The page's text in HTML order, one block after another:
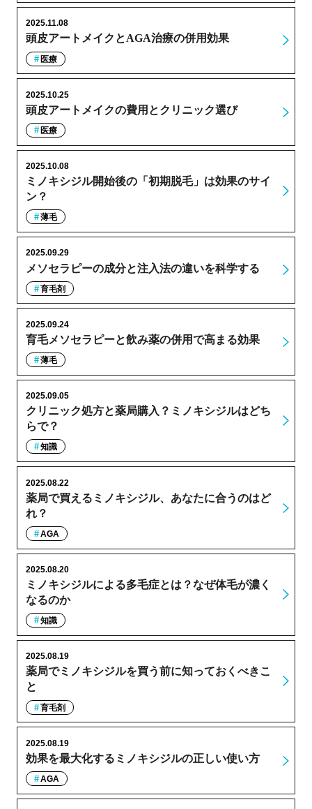
頭皮アートメイクとAGA治療の併用効果
2025.11.08
医療
頭皮アートメイクの費用とクリニック選び
2025.10.25
医療
ミノキシジル開始後の「初期脱毛」は効果のサイ
ン？
2025.10.08
薄毛
メソセラピーの成分と注入法の違いを科学する
2025.09.29
育毛剤
育毛メソセラピーと飲み薬の併用で高まる効果
2025.09.24
薄毛
クリニック処方と薬局購入？ミノキシジルはどち
らで？
2025.09.05
知識
薬局で買えるミノキシジル、あなたに合うのはど
れ？
2025.08.22
AGA
ミノキシジルによる多毛症とは？なぜ体毛が濃く
なるのか
2025.08.20
知識
薬局でミノキシジルを買う前に知っておくべきこ
と
2025.08.19
育毛剤
効果を最大化するミノキシジルの正しい使い方
2025.08.19
AGA